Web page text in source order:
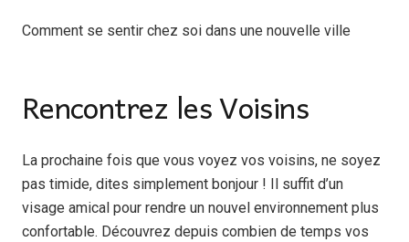
Comment se sentir chez soi dans une nouvelle ville
Rencontrez les Voisins
La prochaine fois que vous voyez vos voisins, ne soyez
pas timide, dites simplement bonjour ! Il suffit d’un
visage amical pour rendre un nouvel environnement plus
confortable. Découvrez depuis combien de temps vos